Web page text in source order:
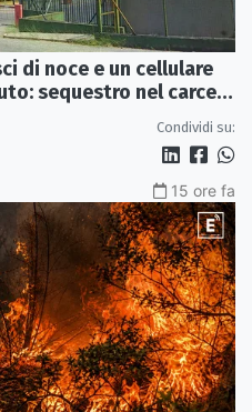
di noce e un cellulare
sequestro nel carcere
Condividi su:
15 ore fa